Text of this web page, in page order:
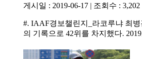
게시일 : 2019-06-17 | 조회수 : 3,202
#. IAAF경보챌린지_라코루냐 최
의 기록으로 42위를 차지했다.